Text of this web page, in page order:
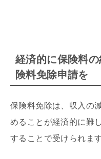
経済的に保険料
険料免除申請を
保険料免除は、収入の
めることが経済的に難
することで受けられます